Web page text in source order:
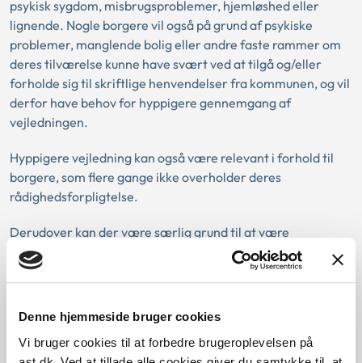
Denne hjemmeside bruger cookies
Vi bruger cookies til at forbedre brugeroplevelsen på
psykisk sygdom, misbrugsproblemer, hjemløshed eller
lignende. Nogle borgere vil også på grund af psykiske
problemer, manglende bolig eller andre faste rammer om
deres tilværelse kunne have svært ved at tilgå og/eller
forholde sig til skriftlige henvendelser fra kommunen, og vil
derfor have behov for hyppigere gennemgang af
vejledningen.
Hyppigere vejledning kan også være relevant i forhold til
borgere, som flere gange ikke overholder deres
rådighedsforpligtelse.
Derudover kan der være særlig grund til at være
omhyggelig med vejledningen, hvis borgeren kommer fra
udlandet og ikke forstår dansk, hverken skriftligt eller
at give informationen på et andet sprog end dansk.
De konkrete sager